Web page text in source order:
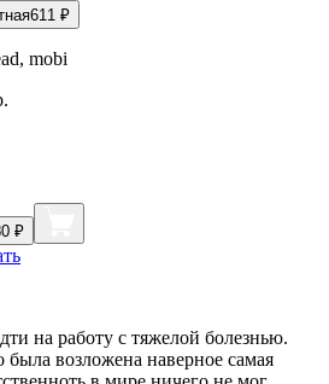
611 ₽
mobi
₽
на работу с тяжелой болезнью.
была возложена наверное самая